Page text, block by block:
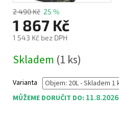
2 490 Kč 25 %
1 867 Kč
1 543 Kč bez DPH
cena:
Skladem (1 ks)
Varianta
MŮŽEME DORUČIT DO: 11.8.2026